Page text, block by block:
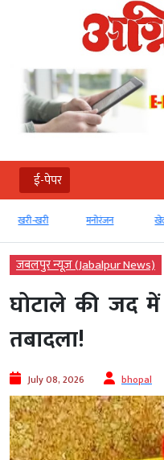
ई-पेपर
खरी-खरी मनोरंजन
जबलपुर न्यूज़ (Jabalpur News)
घोटाले की जद
तबादला!
July 08, 2026 bhopal